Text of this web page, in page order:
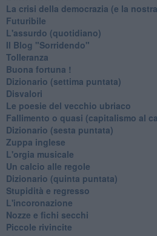
La crisi della democrazia (e la
Futuribile
L'assurdo (quotidiano)
Il Blog "Sorridendo"
Tolleranza
Buona fortuna !
​Dizionario (settima puntata)
Disvalori
Le poesie del vecchio ubriaco
Fallimento o quasi (capitalismo al
Dizionario (sesta puntata)
Zuppa inglese
L'orgia musicale
Un calcio alle regole
Dizionario (quinta puntata)
Stupidità e regresso
L'incoronazione
Nozze e fichi secchi
Piccole rivincite